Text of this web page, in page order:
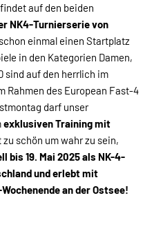
auf den beiden
NK4-Turnierserie von
einmal einen Startplatz
in den Kategorien Damen,
sind auf den herrlich im
Rahmen des European Fast-4
darf unser
exklusiven Training mit
schön um wahr zu sein,
bis 19. Mai 2025 als NK-4-
und erlebt mit
an der Ostsee!